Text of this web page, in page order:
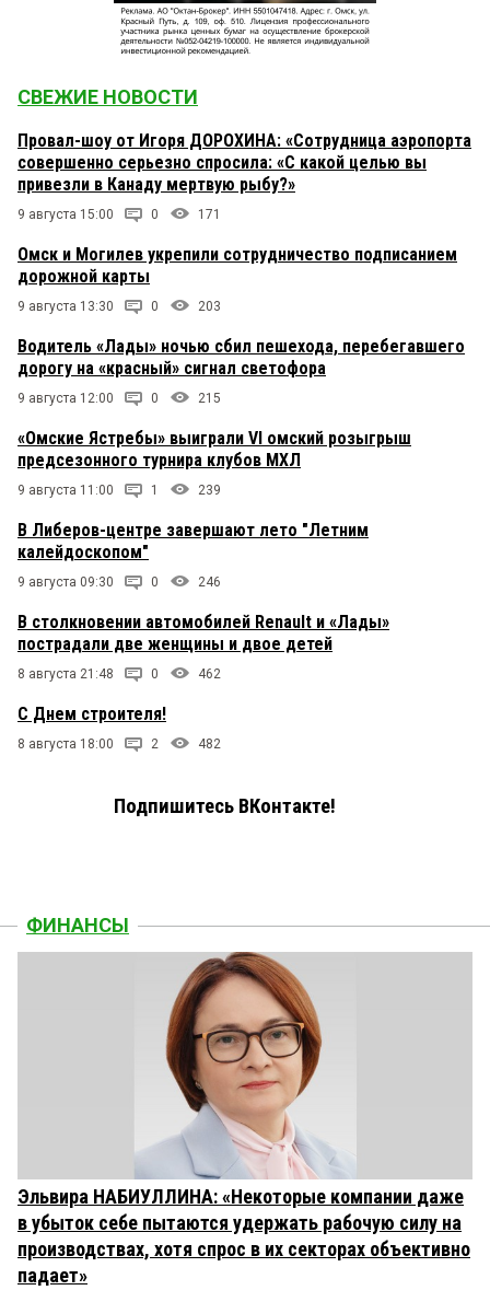
СВЕЖИЕ НОВОСТИ
Провал-шоу от Игоря ДОРОХИНА: «Сотрудница аэропорта
совершенно серьезно спросила: «С какой целью вы
привезли в Канаду мертвую рыбу?»
9 августа 15:00 0 171
Омск и Могилев укрепили сотрудничество подписанием
дорожной карты
9 августа 13:30 0 203
Водитель «Лады» ночью сбил пешехода, перебегавшего
дорогу на «красный» сигнал светофора
9 августа 12:00 0 215
«Омские Ястребы» выиграли VI омский розыгрыш
предсезонного турнира клубов МХЛ
9 августа 11:00 1 239
В Либеров-центре завершают лето "Летним
калейдоскопом"
9 августа 09:30 0 246
В столкновении автомобилей Renault и «Лады»
пострадали две женщины и двое детей
8 августа 21:48 0 462
С Днем строителя!
8 августа 18:00 2 482
Подпишитесь ВКонтакте!
ФИНАНСЫ
Эльвира НАБИУЛЛИНА: «Некоторые компании даже
в убыток себе пытаются удержать рабочую силу на
производствах, хотя спрос в их секторах объективно
падает»